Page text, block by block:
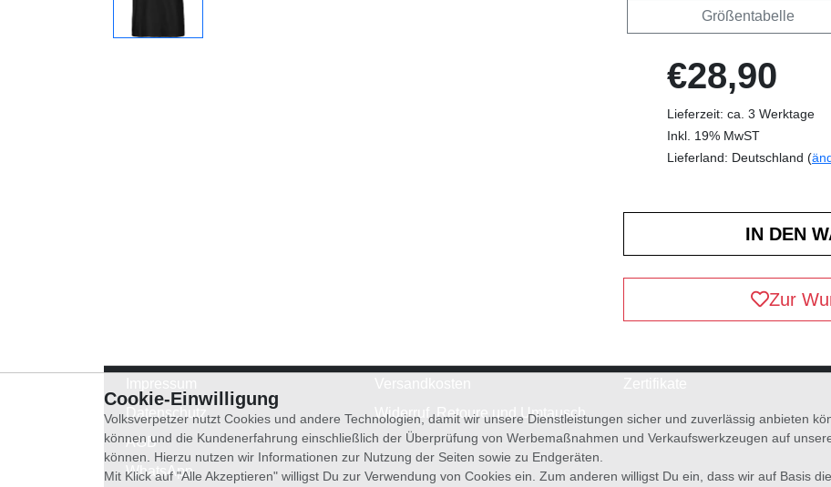
Größentabelle
€28,90
Lieferzeit: ca. 3 Werktage
Inkl. 19% MwST
Lieferland: Deutschland (
Zur
Datenschutz
AGB
WhatsApp
Widerruf, Retoure und Umtausch
Cookie-Einwilligung
Volksverpetzer nutzt Cookies und andere Technologien, damit wir unsere Dienstleistungen sicher und zuverlässig anbieten
können und die Kundenerfahrung einschließlich der Überprüfung von Werbemaßnahmen und Verkaufswerkzeugen auf
können. Hierzu nutzen wir Informationen zur Nutzung der Seiten sowie zu Endgeräten.
Mit Klick auf "Alle Akzeptieren" willigst Du zur Verwendung von Cookies ein. Zum anderen willigst Du ein, dass wir auf Basis